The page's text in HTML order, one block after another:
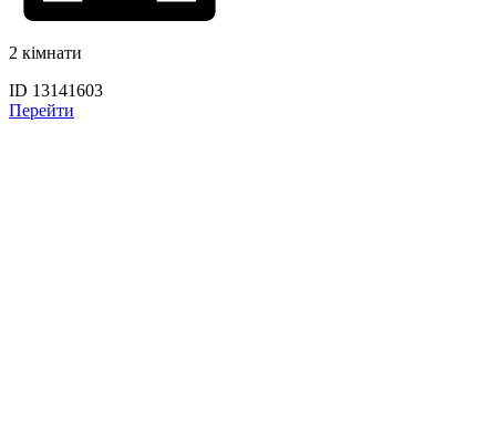
2 кімнати
ID 13141603
Перейти